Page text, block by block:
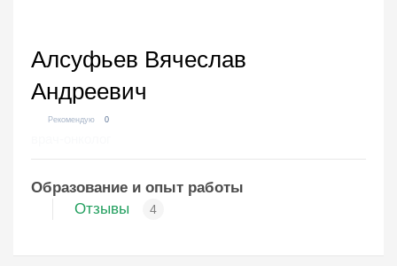
Алсуфьев Вячеслав
Андреевич
Рекомендую 0
Образование и опыт работы
Отзывы
4